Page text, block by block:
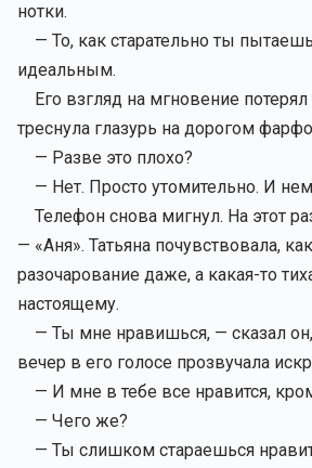
нотки.
— То, как старательно ты
идеальным.
Его взгляд на мгновение потерял
треснула глазурь на дорогом
— Разве это плохо?
— Нет. Просто утомительно. И
Телефон снова мигнул. На этот
— «Аня️». Татьяна почувствовала,
разочарование даже, а какая-то
настоящему.
— Ты мне нравишься, — сказал
вечер в его голосе прозвучала
— И мне в тебе все нравится,
— Чего же?
— Ты слишком стараешься